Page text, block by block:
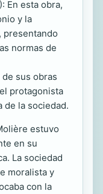
En esta obra,
y la
presentando
normas de
de sus obras
protagonista
de la sociedad.
estuvo
en su
La sociedad
moralista y
con la